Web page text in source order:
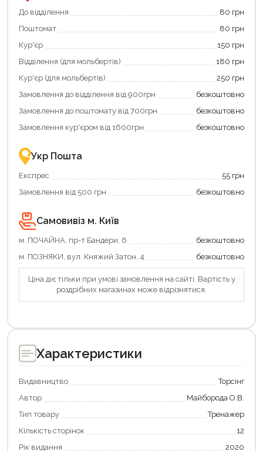
До відділення
80 грн
Поштомат
80 грн
Кур'єр
150 грн
Відділення (для мольбертів)
180 грн
Кур'єр (для мольбертів)
250 грн
Замовлення до відділення від 900грн
безкоштовно
Замовлення до поштомату від 700грн
безкоштовно
Замовлення кур'єром від 1600грн
безкоштовно
Укр Пошта
Експрес
55 грн
Замовлення від 500 грн
безкоштовно
Самовивіз м. Київ
м. ПОЧАЙНА, пр-т Бандери, 6
безкоштовно
м. ПОЗНЯКИ, вул. Княжий Затон, 4
безкоштовно
Ціна діє тільки при умові замовлення на сайті. Вартість у
роздрібних магазинах може відрізнятися.
Характеристики
Видавництво
Торсінг
Автор
Майборода О.В.
Тип товару
Тренажер
Кількість сторінок
12
Рік видання
2020